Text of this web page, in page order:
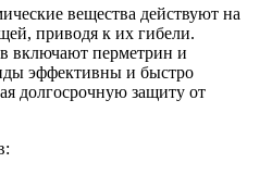
вещества действуют на
приводя к их гибели.
включают перметрин и
эффективны и быстро
долгосрочную защиту от